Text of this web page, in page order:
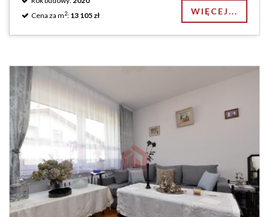
Cena za m2: 13 105 zł WIĘCEJ...